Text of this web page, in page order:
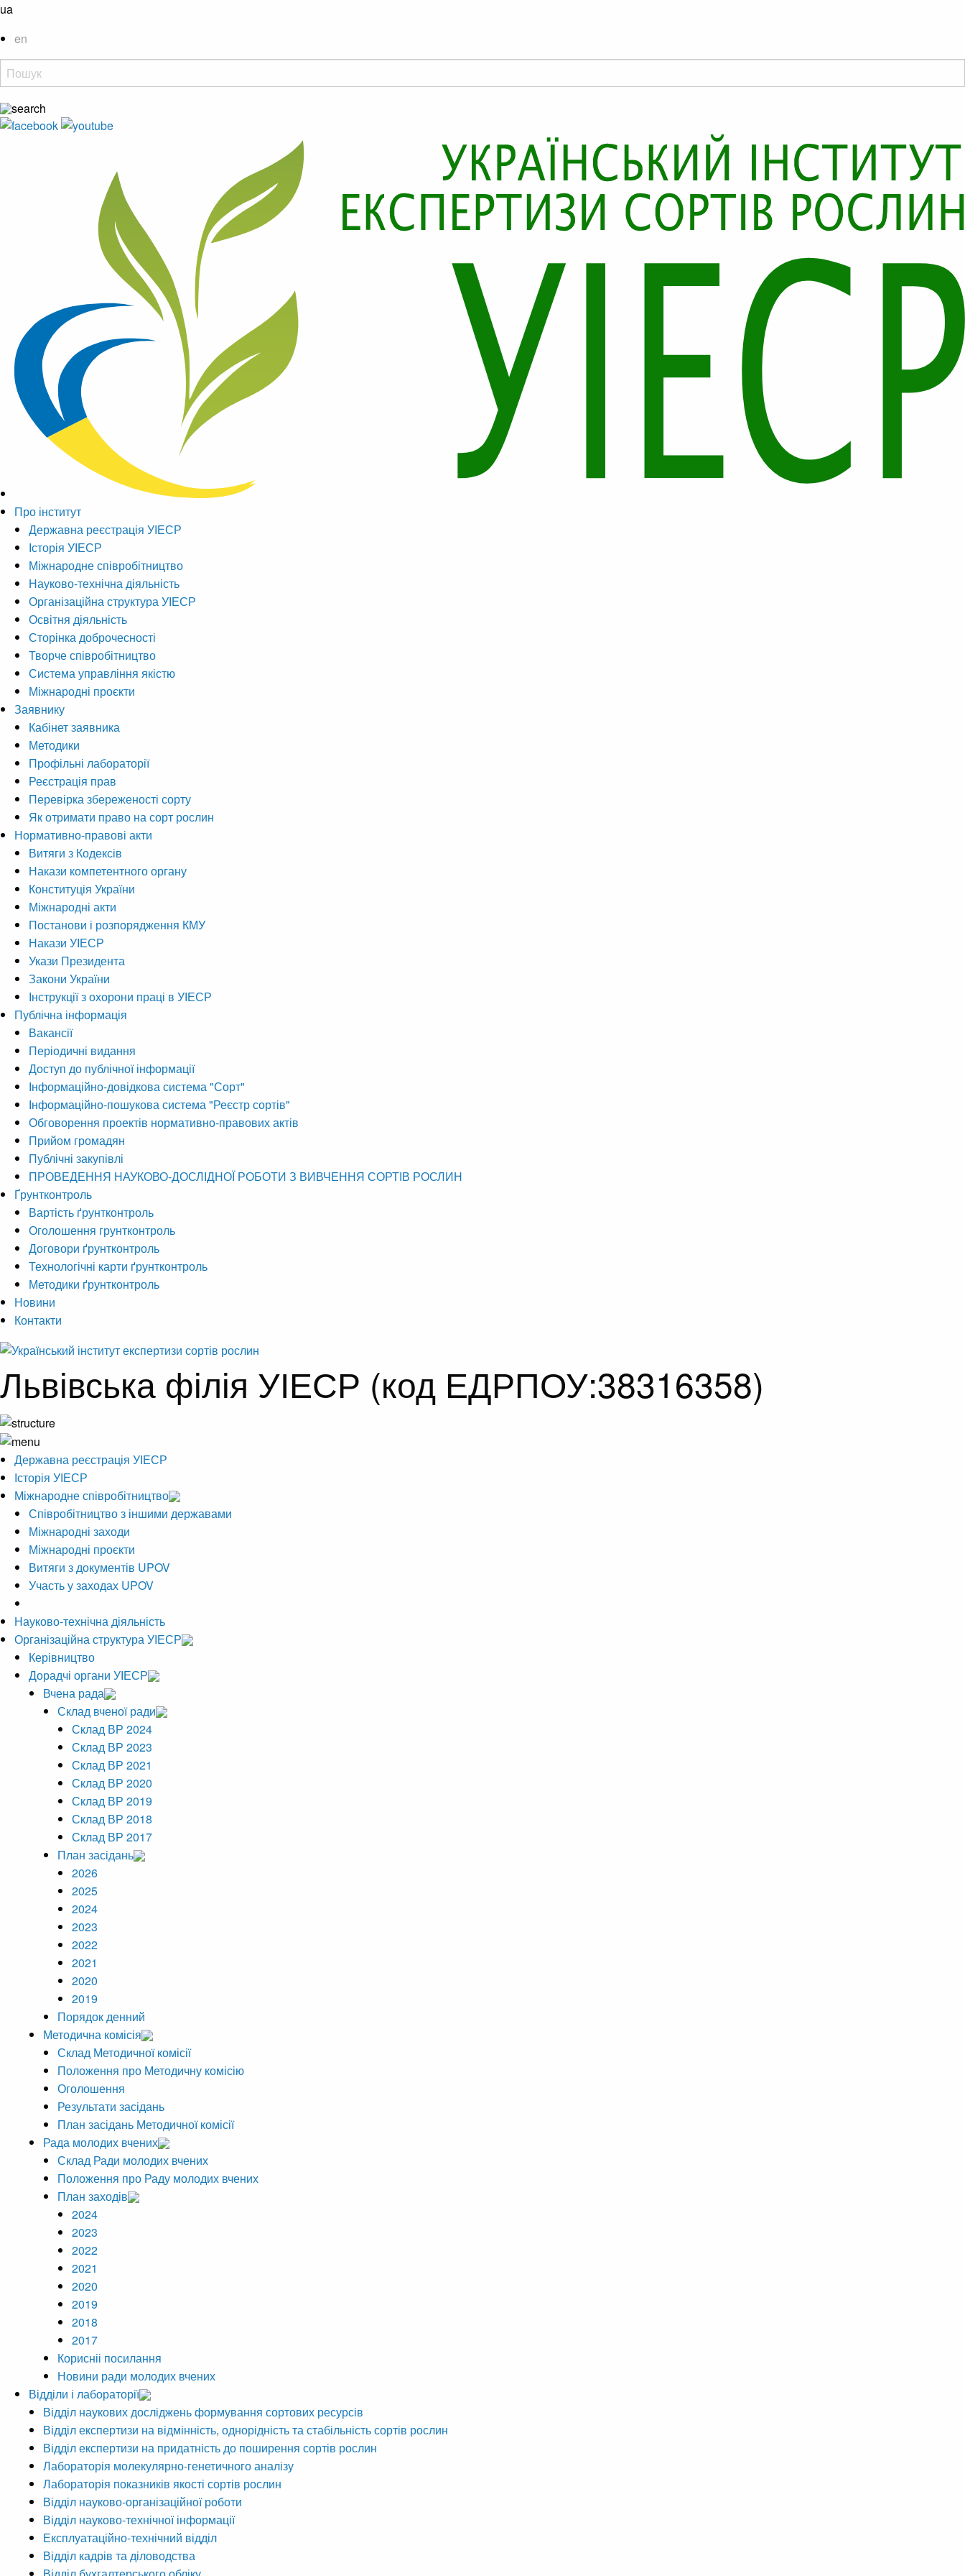
ua
en
Про інститут
Державна реєстрація УІЕСР
Історія УІЕСР
Міжнародне співробітництво
Науково-технічна діяльність
Організаційна структура УІЕСР
Освітня діяльність
Сторінка доброчесності
Творче співробітництво
Система управління якістю
Міжнародні проєкти
Заявнику
Кабінет заявника
Методики
Профільні лабораторії
Реєстрація прав
Перевірка збереженості сорту
Як отримати право на сорт рослин
Нормативно-правові акти
Витяги з Кодексів
Накази компетентного органу
Конституція України
Міжнародні акти
Постанови і розпорядження КМУ
Накази УІЕСР
Укази Президента
Закони України
Інструкції з охорони праці в УІЕСР
Публічна інформація
Вакансії
Періодичні видання
Доступ до публічної інформації
Інформаційно-довідкова система "Сорт"
Інформаційно-пошукова система "Реєстр сортів"
Обговорення проектів нормативно-правових актів
Прийом громадян
Публічні закупівлі
ПРОВЕДЕННЯ НАУКОВО-ДОСЛІДНОЇ РОБОТИ З ВИВЧЕННЯ СОРТІВ РОСЛИН
Ґрунтконтроль
Вартість ґрунтконтроль
Оголошення грунтконтроль
Договори ґрунтконтроль
Технологічні карти ґрунтконтроль
Методики ґрунтконтроль
Новини
Контакти
Львівська філія УІЕСР (код ЕДРПОУ:38316358)
Державна реєстрація УІЕСР
Історія УІЕСР
Міжнародне співробітництво
Співробітництво з іншими державами
Міжнародні заходи
Міжнародні проєкти
Витяги з документів UPOV
Участь у заходах UPOV
Науково-технічна діяльність
Організаційна структура УІЕСР
Керівництво
Дорадчі органи УІЕСР
Вчена рада
Склад вченої ради
Склад ВР 2024
Склад ВР 2023
Склад ВР 2021
Склад ВР 2020
Склад ВР 2019
Склад ВР 2018
Склад ВР 2017
План засідань
2026
2025
2024
2023
2022
2021
2020
2019
Порядок денний
Методична комісія
Склад Методичної комісії
Положення про Методичну комісію
Оголошення
Результати засідань
План засідань Методичної комісії
Рада молодих вчених
Склад Ради молодих вчених
Положення про Раду молодих вчених
План заходів
2024
2023
2022
2021
2020
2019
2018
2017
Корисніі посилання
Новини ради молодих вчених
Відділи і лабораторії
Відділ наукових досліджень формування сортових ресурсів
Відділ експертизи на відмінність, однорідність та стабільність сортів рослин
Відділ експертизи на придатність до поширення сортів рослин
Лабораторія молекулярно-генетичного аналізу
Лабораторія показників якості сортів рослин
Відділ науково-організаційної роботи
Відділ науково-технічної інформації
Експлуатаційно-технічний відділ
Відділ кадрів та діловодства